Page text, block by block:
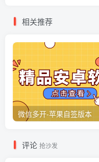
相关推荐
微信多开-苹果自签版本
评论 抢沙发